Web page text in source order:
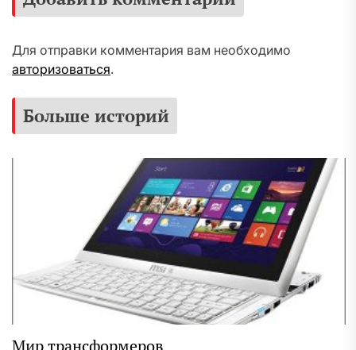
Для отправки комментария вам необходимо
авторизоваться.
Больше историй
Мир трансформеров